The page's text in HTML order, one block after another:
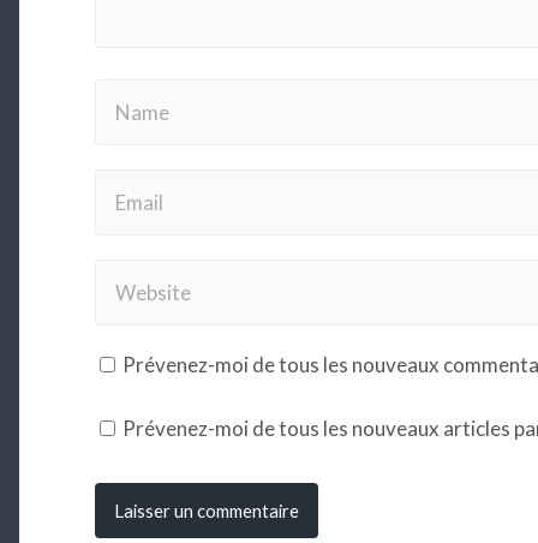
Prévenez-moi de tous les nouveaux
Prévenez-moi de tous les nouveaux articles